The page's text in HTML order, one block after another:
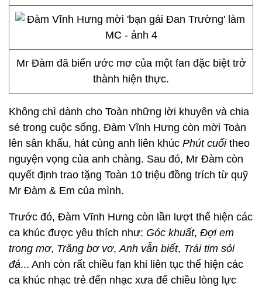
Mr Đàm đã biến ước mơ của một fan đặc biệt trở
thành hiện thực.
Không chì dành cho Toàn những lời khuyên và chia
sẻ trong cuộc sống, Đàm Vĩnh Hưng còn mời Toàn
lên sân khấu, hát cùng anh liên khúc Phút cuối theo
nguyện vọng của anh chàng. Sau đó, Mr Đàm còn
quyết định trao tặng Toàn 10 triệu đồng trích từ quỹ
Mr Đàm & Em của mình.
Trước đó, Đàm Vĩnh Hưng còn lần lượt thể hiện các
ca khúc được yêu thích như: Góc khuất, Đợi em
trong mơ, Trăng bơ vơ,Anh vẫn biết, Trái tim sỏi
đá... Anh còn rất chiều fan khi liên tục thể hiện các
ca khúc nhạc trẻ đến nhạc xưa để chiều lòng lực